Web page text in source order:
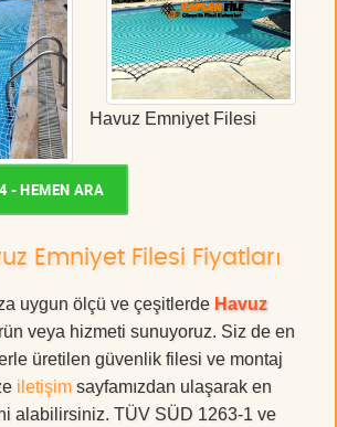
Havuz Emniyet Filesi
- HEMEN ARA
Emniyet Filesi Fiyatları
uygun ölçü ve çeşitlerde Havuz
veya hizmeti sunuyoruz. Siz de en
üretilen güvenlik filesi ve montaj
iletişim sayfamızdan ulaşarak en
alabilirsiniz. TÜV SÜD 1263-1 ve